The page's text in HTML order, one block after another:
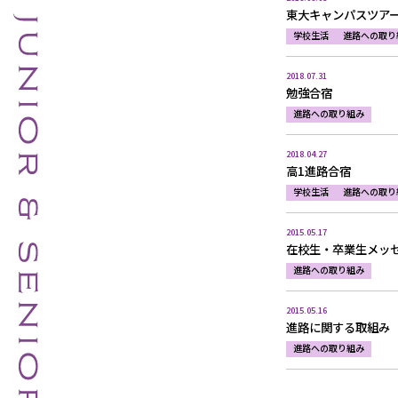
東大キャンパスツア
学校生活 進路への取
2018.07.31
勉強合宿
進路への取り組み
2018.04.27
高1進路合宿
学校生活 進路への取
2015.05.17
在校生・卒業生メッ
進路への取り組み
2015.05.16
進路に関する取組み
進路への取り組み